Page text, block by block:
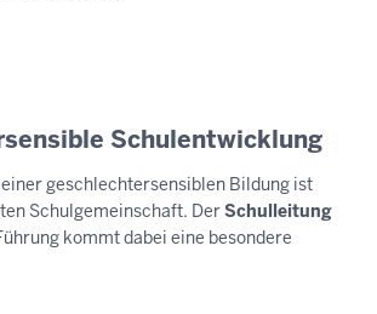
Schulentwicklung
geschlechtersensiblen Bildung ist
Schulgemeinschaft. DerSchulleitung
kommt dabei eine besondere